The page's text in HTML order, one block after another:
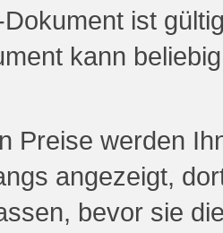
ist
kann
Preise werden
angezeigt,
bevor sie